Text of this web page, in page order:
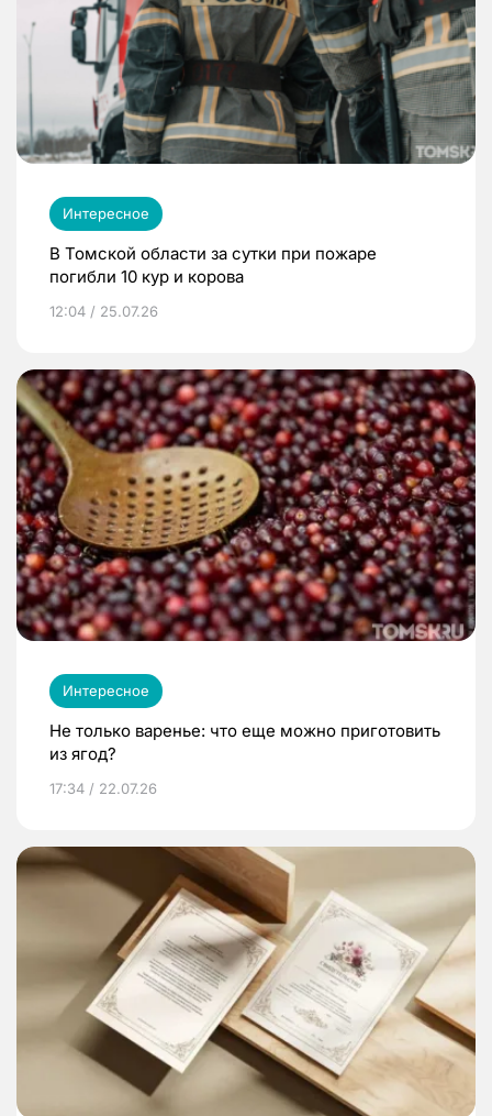
Интересное
В Томской области за сутки при пожаре
погибли 10 кур и корова
12:04 / 25.07.26
Интересное
Не только варенье: что еще можно приготовить
из ягод?
17:34 / 22.07.26